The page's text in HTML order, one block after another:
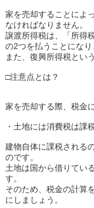
家を売却することによ
なければなりません。
譲渡所得税は、「所得
の2つを払うことになり
また、復興所得税とい
□注意点とは？
家を売却する際、税金
・土地には消費税は課
建物自体に課税される
のです。
土地は国から借りてい
す。
そのため、税金の計算
にしましょう。